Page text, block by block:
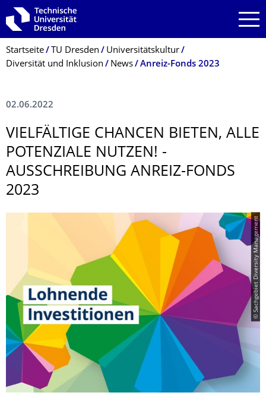
Zur Hauptnavigation springen
Zur Suche springen
Zum Inhalt springen
Breadcrumb-Menü
Startseite TU Dresden
Universitätskultur
Diversität und Inklusion
News Anreiz-Fonds 2023
02.06.2022
VIELFÄLTIGE CHANCEN BIETEN, ALLE
POTENZIALE NUTZEN! -
AUSSCHREIBUNG ANREIZ-FONDS
2023
© Sachgebiet Diversity Management